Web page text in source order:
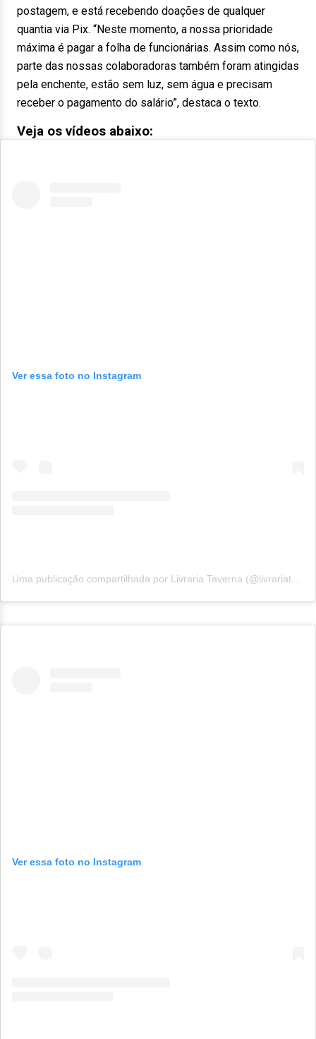
postagem, e está recebendo doações de qualquer
quantia via Pix. “Neste momento, a nossa prioridade
máxima é pagar a folha de funcionárias. Assim como nós,
parte das nossas colaboradoras também foram atingidas
pela enchente, estão sem luz, sem água e precisam
receber o pagamento do salário”, destaca o texto.
Veja os vídeos abaixo:
Ver essa foto no Instagram
Uma publicação compartilhada por Livraria Taverna (@livrariataverna)
Ver essa foto no Instagram